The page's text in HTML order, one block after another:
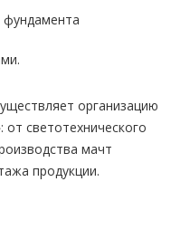
фундамента
организацию
светотехнического
мачт
продукции.